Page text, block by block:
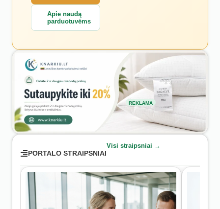
Apie naudą
parduotuvėms
REKLAMA
PORTALO STRAIPSNIAI
Visi straipsniai →